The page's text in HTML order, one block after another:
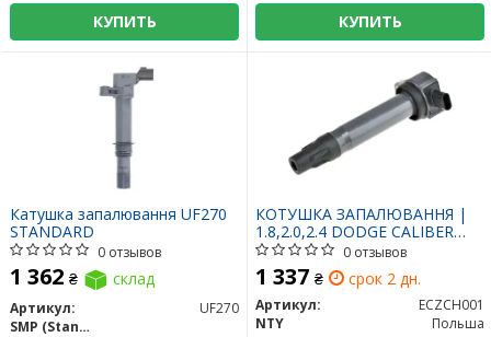
КУПИТЬ КУПИТЬ
Катушка запалювання UF270
STANDARD
0 отзывов
1 362 ₴ склад
Артикул:
UF270
SMP (Standard Motors Products)
КОТУШКА ЗАПАЛЮВАННЯ |
1.8,2.0,2.4 DODGE CALIBER
06-, JOURNEY 09-, COMPASS
07-, PATRIOT 07- ECZCH001
NTY
0 отзывов
1 337 ₴ срок 2 дн.
Артикул:
ECZCH001
NTY
Польша